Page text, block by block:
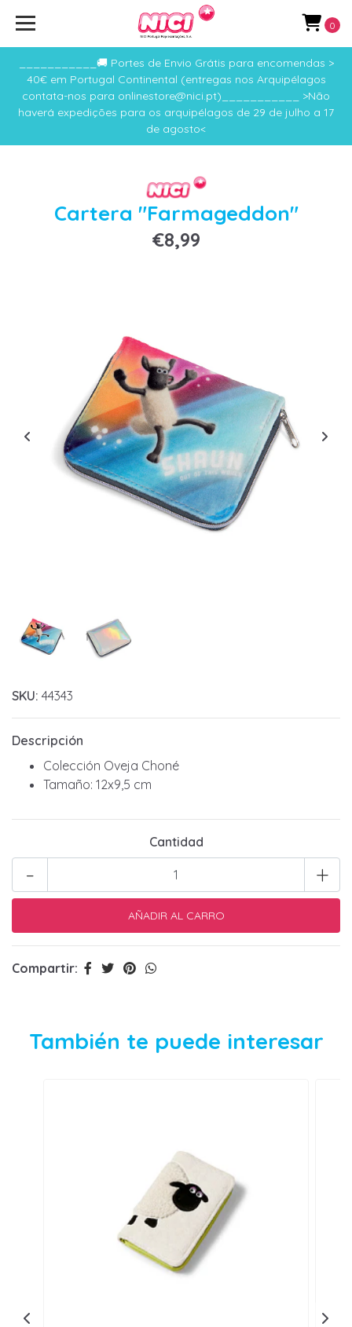
___________🚚 Portes de Envio Grátis para encomendas >
40€ em Portugal Continental (entregas nos Arquipélagos
contata-nos para onlinestore@nici.pt)___________ >Não
haverá expedições para os arquipélagos de 29 de julho a 17
de agosto<
0
Cartera "Farmageddon"
€8,99
SKU: 44343
Descripción
Colección Oveja Choné
Tamaño: 12x9,5 cm
Cantidad
+
-
Compartir:
También te puede interesar